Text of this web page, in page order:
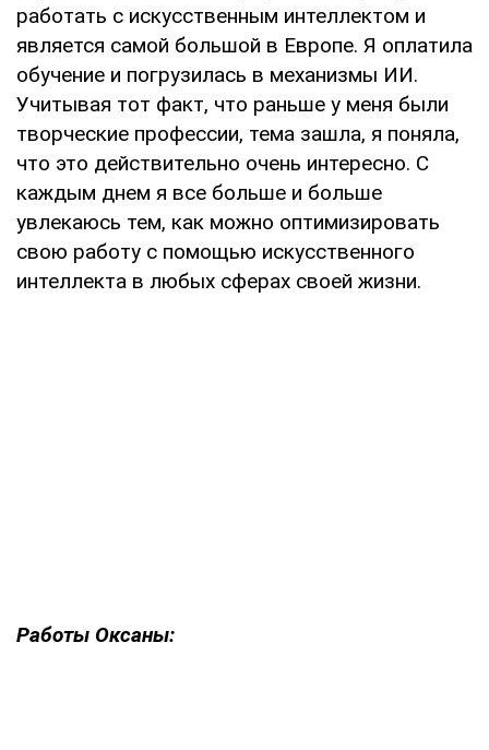
работать с искусственным интеллектом и
является самой большой в Европе. Я оплатила
обучение и погрузилась в механизмы ИИ.
Учитывая тот факт, что раньше у меня были
творческие профессии, тема зашла, я поняла,
что это действительно очень интересно. С
каждым днем я все больше и больше
увлекаюсь тем, как можно оптимизировать
свою работу с помощью искусственного
интеллекта в любых сферах своей жизни.
Работы Оксаны: